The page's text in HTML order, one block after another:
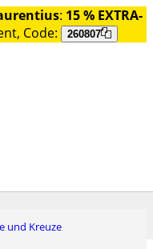
: 15 % EXTRA-
Code: 260807
und Kreuze